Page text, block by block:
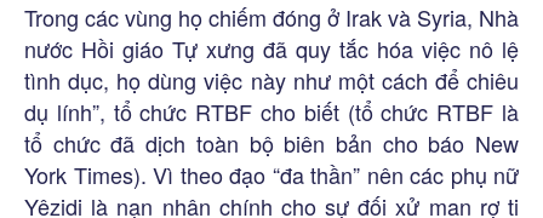
Trong các vùng họ chiếm đóng ở Irak và Syria, Nhà
nước Hồi giáo Tự xưng đã quy tắc hóa việc nô lệ
tình dục, họ dùng việc này như một cách để chiêu
dụ lính”, tổ chức RTBF cho biết (tổ chức RTBF là
tổ chức đã dịch toàn bộ biên bản cho báo New
York Times). Vì theo đạo “đa thần” nên các phụ nữ
Yêzidi là nạn nhân chính cho sự đối xử man rợ ti